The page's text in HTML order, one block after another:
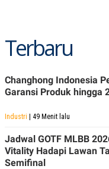
Terbaru
Changhong Indonesia
Garansi Produk hingga
Industri | 49 Menit lalu
Jadwal GOTF MLBB
Vitality Hadapi Lawan
Semifinal